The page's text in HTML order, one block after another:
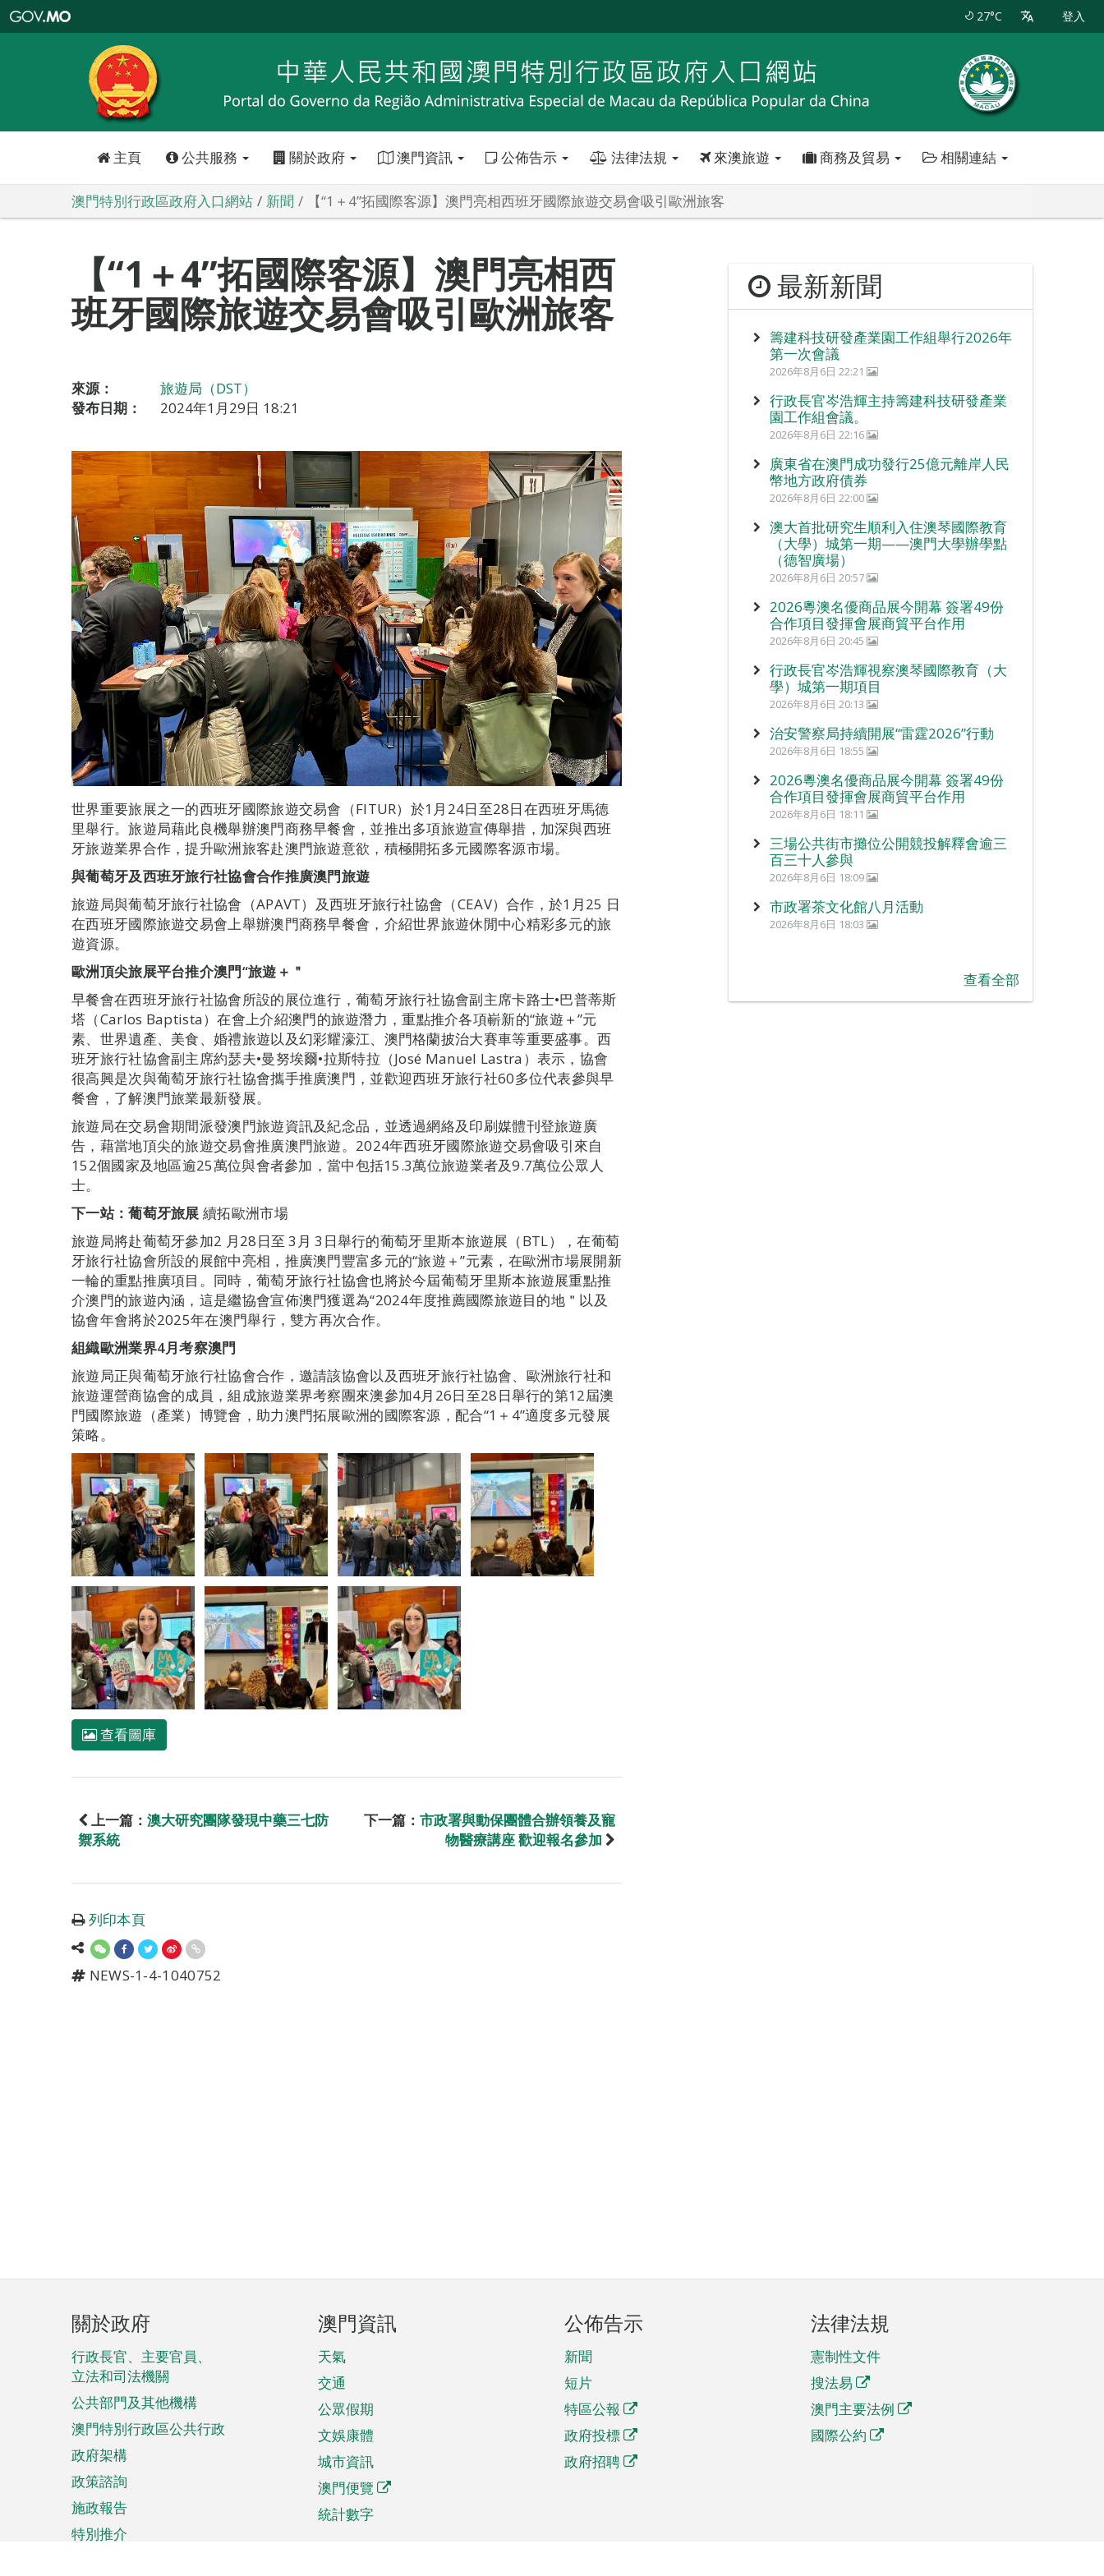
特
政
區
政
口
27°C 登入
主頁 公共服務 關於政府 澳門資訊 公佈告示 法律法規 來澳旅遊 商務及貿易 相關連結
澳門特別行政區政府入口網站 新聞 【“1＋4”拓國際客源】澳門亮相西班牙國際旅遊交易會吸引歐洲旅客
【“1＋4”拓國際客源】澳門亮相西
班牙國際旅遊交易會吸引歐洲旅客
來源：
旅遊局（DST）
發布日期：
2024年1月29日 18:21
世界重要旅展之一的西班牙國際旅遊交易會（FITUR）於1月24日至28日在西班牙馬德
里舉行。旅遊局藉此良機舉辦澳門商務早餐會，並推出多項旅遊宣傳舉措，加深與西班
牙旅遊業界合作，提升歐洲旅客赴澳門旅遊意欲，積極開拓多元國際客源市場。
與葡萄牙及西班牙旅行社協會合作推廣澳門旅遊
旅遊局與葡萄牙旅行社協會（APAVT）及西班牙旅行社協會（CEAV）合作，於1月25 日
在西班牙國際旅遊交易會上舉辦澳門商務早餐會，介紹世界旅遊休閒中心精彩多元的旅
遊資源。
歐洲頂尖旅展平台推介澳門“旅遊＋＂
早餐會在西班牙旅行社協會所設的展位進行，葡萄牙旅行社協會副主席卡路士•巴普蒂斯
塔（Carlos Baptista）在會上介紹澳門的旅遊潛力，重點推介各項嶄新的“旅遊＋”元
素、世界遺產、美食、婚禮旅遊以及幻彩耀濠江、澳門格蘭披治大賽車等重要盛事。西
班牙旅行社協會副主席約瑟夫•曼努埃爾•拉斯特拉（José Manuel Lastra）表示，協會
很高興是次與葡萄牙旅行社協會攜手推廣澳門，並歡迎西班牙旅行社60多位代表參與早
餐會，了解澳門旅業最新發展。
旅遊局在交易會期間派發澳門旅遊資訊及紀念品，並透過網絡及印刷媒體刊登旅遊廣
告，藉當地頂尖的旅遊交易會推廣澳門旅遊。2024年西班牙國際旅遊交易會吸引來自
152個國家及地區逾25萬位與會者參加，當中包括15.3萬位旅遊業者及9.7萬位公眾人
士。
下一站：葡萄牙旅展 續拓歐洲市場
旅遊局將赴葡萄牙參加2 月28日至 3月 3日舉行的葡萄牙里斯本旅遊展（BTL），在葡萄
牙旅行社協會所設的展館中亮相，推廣澳門豐富多元的“旅遊＋”元素，在歐洲市場展開新
一輪的重點推廣項目。同時，葡萄牙旅行社協會也將於今屆葡萄牙里斯本旅遊展重點推
介澳門的旅遊內涵，這是繼協會宣佈澳門獲選為“2024年度推薦國際旅遊目的地＂以及
協會年會將於2025年在澳門舉行，雙方再次合作。
組織歐洲業界4月考察澳門
旅遊局正與葡萄牙旅行社協會合作，邀請該協會以及西班牙旅行社協會、歐洲旅行社和
旅遊運營商協會的成員，組成旅遊業界考察團來澳參加4月26日至28日舉行的第12屆澳
門國際旅遊（產業）博覽會，助力澳門拓展歐洲的國際客源，配合“1＋4”適度多元發展
策略。
查看圖庫
上一篇： 澳大研究團隊發現中藥三七防
禦系統
下一篇： 市政署與動保團體合辦領養及寵
物醫療講座 歡迎報名參加
列印本頁
NEWS-1-4-1040752
最新新聞
籌建科技研發產業園工作組舉行2026年
第一次會議
2026年8月6日 22:21
行政長官岑浩輝主持籌建科技研發產業
園工作組會議。
2026年8月6日 22:16
廣東省在澳門成功發行25億元離岸人民
幣地方政府債券
2026年8月6日 22:00
澳大首批研究生順利入住澳琴國際教育
（大學）城第一期——澳門大學辦學點
（德智廣場）
2026年8月6日 20:57
2026粵澳名優商品展今開幕 簽署49份
合作項目發揮會展商貿平台作用
2026年8月6日 20:45
行政長官岑浩輝視察澳琴國際教育（大
學）城第一期項目
2026年8月6日 20:13
治安警察局持續開展“雷霆2026”行動
2026年8月6日 18:55
2026粵澳名優商品展今開幕 簽署49份
合作項目發揮會展商貿平台作用
2026年8月6日 18:11
三場公共街市攤位公開競投解釋會逾三
百三十人參與
2026年8月6日 18:09
市政署茶文化館八月活動
2026年8月6日 18:03
查看全部
頁
腳
菜
單
關於政府
行政長官、主要官員、
立法和司法機關
公共部門及其他機構
澳門特別行政區公共行政
政府架構
政策諮詢
施政報告
特別推介
澳門資訊
天氣
交通
公眾假期
文娛康體
城市資訊
澳門便覽
統計數字
公佈告示
新聞
短片
特區公報
政府投標
政府招聘
法律法規
憲制性文件
搜法易
澳門主要法例
國際公約